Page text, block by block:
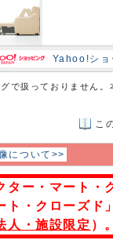
Yahoo!ショ
で扱っておりません。
こ
について>>
ー・マート・
ト・クローズド
人・施設限定 ）。